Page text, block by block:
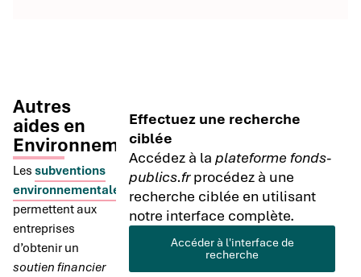
Autres
aides en
Environnement
Les subventions
environnementales
permettent aux
entreprises
d’obtenir un
soutien financier
Effectuez une recherche
ciblée
Accédez à laplateforme fonds-
publics.frprocédez à une
recherche ciblée en utilisant
notre interface complète.
Accéder à l'interface de
recherche